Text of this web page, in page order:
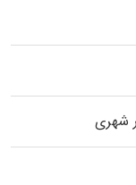
شهری